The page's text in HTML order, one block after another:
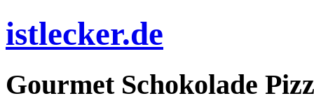
istlecker.de
Gourmet Schokolade